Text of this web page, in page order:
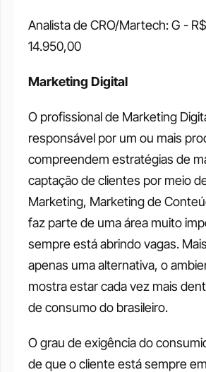
Analista de CRO/Martech: G -
14.950,00
Marketing Digital
O profissional de Marketing
responsável por um ou mais
compreendem estratégias de
captação de clientes por meio
Marketing, Marketing de
faz parte de uma área muito
sempre está abrindo vagas.
apenas uma alternativa, o
mostra estar cada vez mais
de consumo do brasileiro.
O grau de exigência do
de que o cliente está sempre